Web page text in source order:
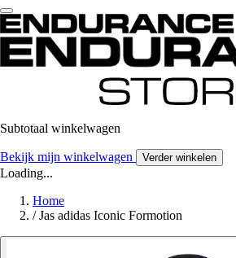
Subtotaal winkelwagen
Bekijk mijn winkelwagen Verder winkelen
Loading...
Home
/ Jas adidas Iconic Formotion